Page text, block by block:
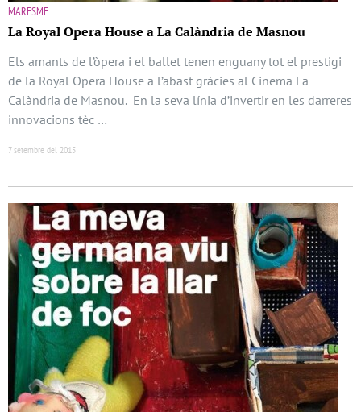
MARESME
La Royal Opera House a La Calàndria de Masnou
Els amants de l’òpera i el ballet tenen enguany tot el prestigi
de la Royal Opera House a l’abast gràcies al Cinema La
Calàndria de Masnou. En la seva línia d’invertir en les darreres
innovacions tèc …
7 setembre del 2015